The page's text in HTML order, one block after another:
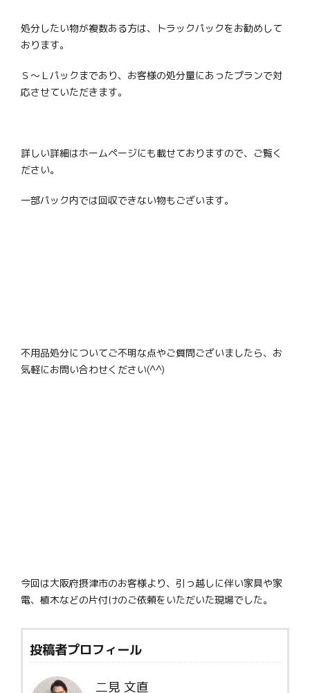
処分したい物が複数ある方は、トラックパックをお勧めして
おります。
Ｓ～Ｌパックまであり、お客様の処分量にあったプランで対
応させていただきます。
詳しい詳細はホームページにも載せておりますので、ご覧く
ださい。
一部パック内では回収できない物もございます。
不用品処分についてご不明な点やご質問ございましたら、お
気軽にお問い合わせください(^^)
今回は大阪府摂津市のお客様より、引っ越しに伴い家具や家
電、植木などの片付けのご依頼をいただいた現場でした。
投稿者プロフィール
二見 文直